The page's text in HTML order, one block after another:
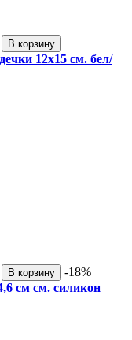
В корзину
12х15 см. бел/
В корзину
-18%
см см. силикон